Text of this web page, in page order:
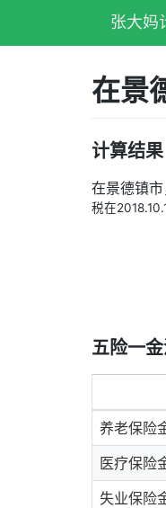
张大妈
在景
计算结果
在景德镇
税在
五险一
养老保险
医疗保险
失业保险